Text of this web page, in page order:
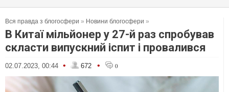
Вся правда з блогосфери » Новини блогосфери »
В Китаї мільйонер у 27-й раз спробував
скласти випускний іспит і провалився
02.07.2023, 00:44 • 672 • 0